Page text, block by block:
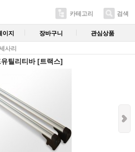
카테고리 검색
이지 장바구니 관심상품
사리
유틸리티바 [트랙스]